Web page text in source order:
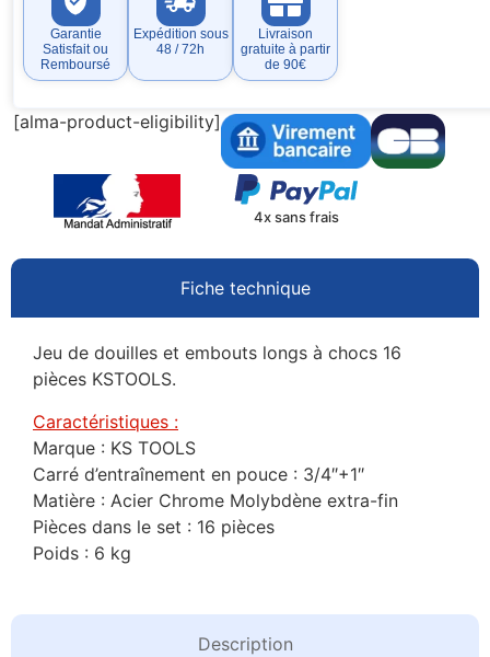
Garantie
Satisfait ou
Remboursé
Expédition sous
48 / 72h
Livraison
gratuite à partir
de 90€
[alma-product-eligibility]
4x sans frais
Fiche technique
Description
Jeu de douilles et embouts longs à chocs 16
pièces KSTOOLS.
Caractéristiques :
Marque : KS TOOLS
Carré d’entraînement en pouce : 3/4″+1″
Matière : Acier Chrome Molybdène extra-fin
Pièces dans le set : 16 pièces
Poids : 6 kg